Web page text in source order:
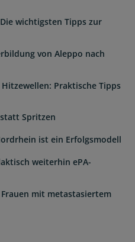
wichtigsten Tipps zur
von Aleppo nach
Praktische Tipps
Spritzen
ist ein Erfolgsmodell
weiterhin ePA-
mit metastasiertem